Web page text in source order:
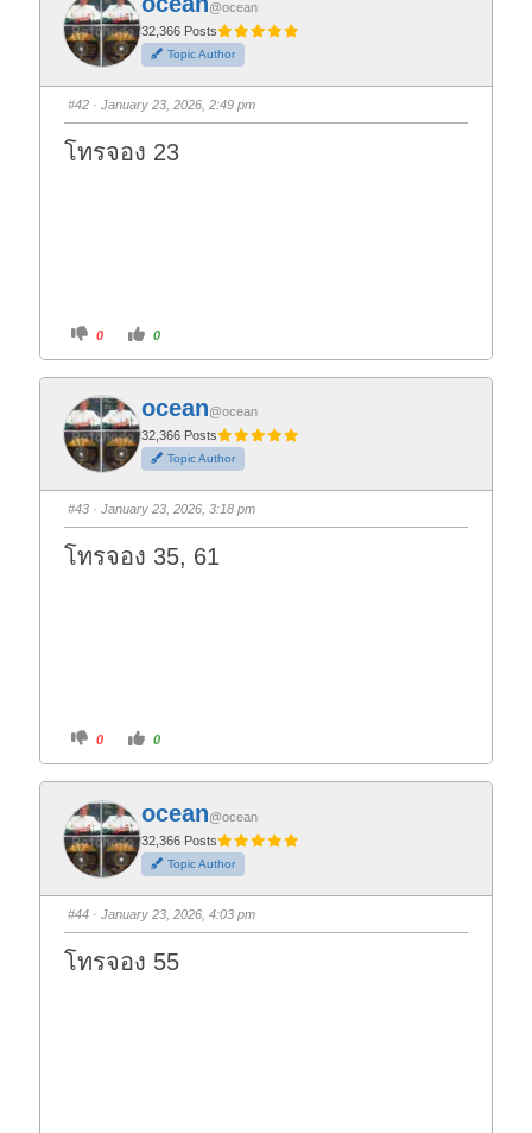
o
r
t
h
u
m
d
o
n
.
o
r
t
h
u
m
u
p
@ocean
32,366 Posts
Topic Author
#42 · January 23, 2026, 2:49 pm
โทรจอง 23
C
i
k
f
o
r
t
h
u
m
b
d
o
n
.
0
C
i
k
o
t
h
u
m
b
u
p
0
ocean@ocean
32,366 Posts
Topic Author
#43 · January 23, 2026, 3:18 pm
โทรจอง 35, 61
C
i
f
o
r
t
h
u
m
d
o
n
.
0
C
i
o
t
h
u
m
u
p
0
ocean@ocean
32,366 Posts
Topic Author
#44 · January 23, 2026, 4:03 pm
โทรจอง 55